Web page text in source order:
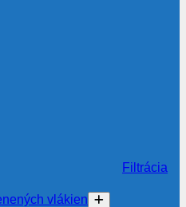
Filtrácia
vlákien